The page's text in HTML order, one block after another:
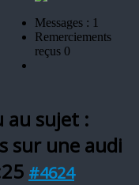
Messages : 1
Remerciements
reçus 0
au sujet :
sur une audi
#4624